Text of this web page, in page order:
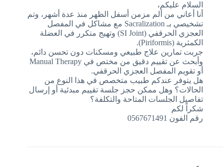
السلام عليكم،
أنا أعاني من ألم مزمن أسفل الظهر منذ عدة أشهر، وتم
تشخيصي بـ Sacralization مع مشاكل في المفصل
العجزي الحرقفي (SI Joint) وتهيج متكرر في العضلة
الكمثرية (Piriformis).
جربت تمارين علاج طبيعي ومسكنات دون تحسن دائم،
وأبحث عن تقييم دقيق من مختص في Manual Therapy
أو تقويم المفصل العجزي الحرقفي.
هل يتوفر عندكم طبيب متخصص في هذا النوع من
الحالات؟ وهل ممكن حجز جلسة تقييم مبدئية أو إرسال
تفاصيل الجلسات المتاحة والتكلفة؟
شكراً لكم
رقم الفون 0567671491